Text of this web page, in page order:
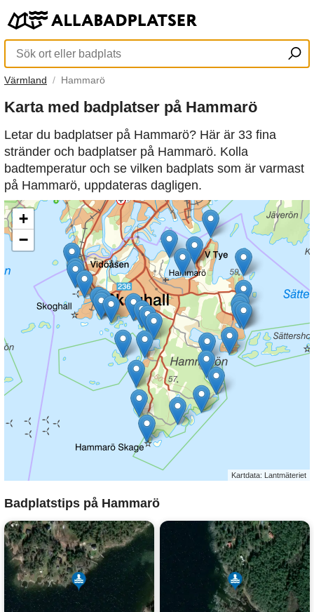
Värmland Hammarö
Karta med badplatser på Hammarö
Letar du badplatser på Hammarö? Här är 33 fina
stränder och badplatser på Hammarö. Kolla
badtemperatur och se vilken badplats som är varmast
på Hammarö, uppdateras dagligen.
+
−
Kartdata: Lantmäteriet
Badplatstips på Hammarö